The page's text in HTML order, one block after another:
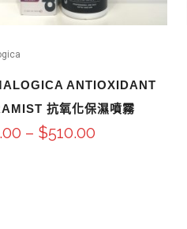
ANTIOXIDANT
抗氧化保濕噴霧
– $510.00